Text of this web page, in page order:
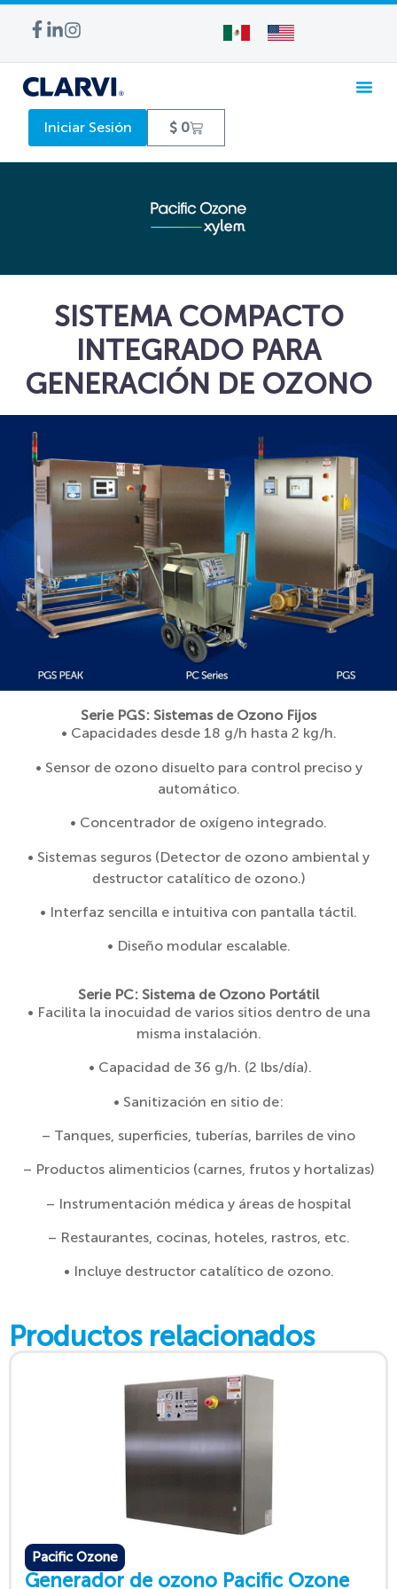
Iniciar Sesión $ 0
SISTEMA COMPACTO
INTEGRADO PARA
GENERACIÓN DE OZONO
Serie PGS: Sistemas de Ozono Fijos
• Capacidades desde 18 g/h hasta 2 kg/h.
• Sensor de ozono disuelto para control preciso y
automático.
• Concentrador de oxígeno integrado.
• Sistemas seguros (Detector de ozono ambiental y
destructor catalítico de ozono.)
• Interfaz sencilla e intuitiva con pantalla táctil.
• Diseño modular escalable.
Serie PC: Sistema de Ozono Portátil
• Facilita la inocuidad de varios sitios dentro de una
misma instalación.
• Capacidad de 36 g/h. (2 lbs/día).
• Sanitización en sitio de:
– Tanques, superficies, tuberías, barriles de vino
– Productos alimenticios (carnes, frutos y hortalizas)
– Instrumentación médica y áreas de hospital
– Restaurantes, cocinas, hoteles, rastros, etc.
• Incluye destructor catalítico de ozono.
Productos relacionados
Pacific Ozone
Generador de ozono Pacific Ozone